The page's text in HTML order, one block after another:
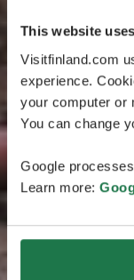
This website
Visitfinland.com
experience.
your computer or
You can change
Google
Learn more: